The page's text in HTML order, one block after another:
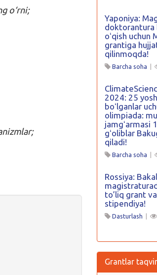
o‘rni;
Yaponiya:
doktorantura
oʻqish uchun
grantiga
qilinmoqda!
Barcha soha
2024: 25
boʻlganlar
olimpiada:
jamgʻarmasi
gʻoliblar
qiladi!
Barcha soha
Rossiya:
to’liq grant
stipendiya!
Dasturlash
Grantlar